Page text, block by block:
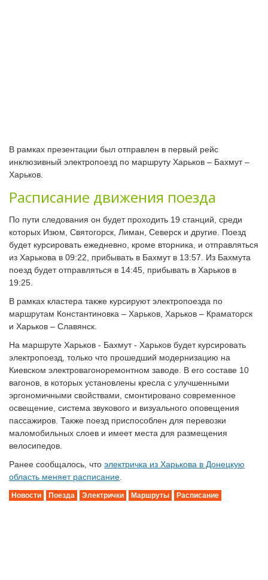
В рамках презентации был отправлен в первый рейс
инклюзивный электропоезд по маршруту Харьков – Бахмут –
Харьков.
Расписание движения поезда
По пути следования он будет проходить 19 станций, среди
которых Изюм, Святогорск, Лиман, Северск и другие. Поезд
будет курсировать ежедневно, кроме вторника, и отправляться
из Харькова в 09:22, прибывать в Бахмут в 13:57. Из Бахмута
поезд будет отправляться в 14:45, прибывать в Харьков в
19:25.
В рамках кластера также курсируют электропоезда по
маршрутам Константиновка – Харьков, Харьков – Краматорск
и Харьков – Славянск.
На маршруте Харьков - Бахмут - Харьков будет курсировать
электропоезд, только что прошедший модернизацию на
Киевском электровагоноремонтном заводе. В его составе 10
вагонов, в которых установлены кресла с улучшенными
эргономичными свойствами, смонтировано современное
освещение, система звукового и визуального оповещения
пассажиров. Также поезд приспособлен для перевозки
маломобильных слоев и имеет места для размещения
велосипедов.
Ранее сообщалось, что электричка из Харькова в Донецкую
область меняет расписание
Новости Поезда Электрички Маршруты Расписание